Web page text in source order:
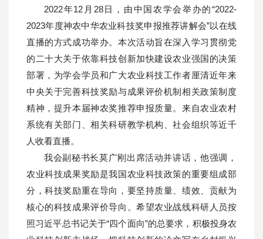
2022年12月28日，由中国农学会举办的“2022-
2023年度神农中华农业科技奖申报推荐讲解会”以在线
直播的方式成功举办。本次活动旨在深入学习贯彻党
的二十大关于依靠科技创新加快建设农业强国的决策
部署，为学会学员和广大农业科技工作者厘清近年来
中央关于完善科技奖励与成果评价机制相关政策制度
精神，提升本届神农奖推荐申报质量。来自农业农村
系统有关部门、相关科研教学机构、社会组织等近千
人收看直播。
我会副秘书长莫广刚出席活动并讲话，他强调，
农业科技成果奖励是我国农业科技政策的重要组成部
分，科技奖励重在导向，要坚持质量、绩效、贡献为
核心的科技成果评价导向。希望农业战线科研人员按
照习近平总书记关于“四个面向”的总要求，积极投身农